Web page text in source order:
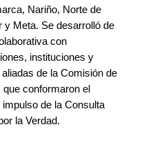
Nariño, Norte de
y Meta. Se desarrolló de
con
instituciones y
de la Comisión de
que conformaron el
de la Consulta
la Verdad.